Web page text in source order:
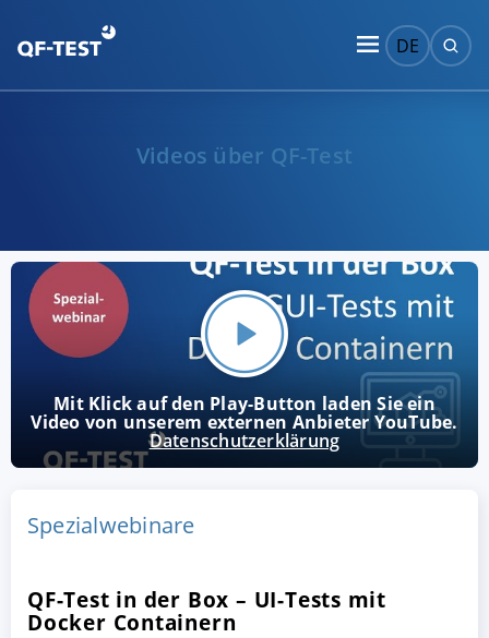
DE
Videos über QF-Test
Mit Klick auf den Play-Button laden Sie ein
Video von unserem externen Anbieter YouTube.
Datenschutzerklärung
Spezialwebinare
QF-Test in der Box – UI-Tests mit
Docker Containern